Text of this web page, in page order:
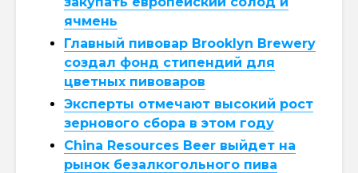
ячмень
Главный пивовар Brooklyn Brewery
создал фонд стипендий для
цветных пивоваров
Эксперты отмечают высокий рост
зернового сбора в этом году
China Resources Beer выйдет на
рынок безалкогольного пива